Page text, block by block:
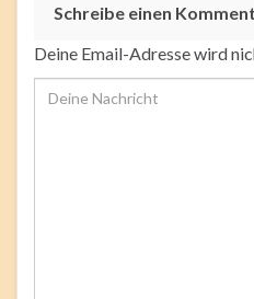
Schreibe einen
Deine Email-Adresse wird